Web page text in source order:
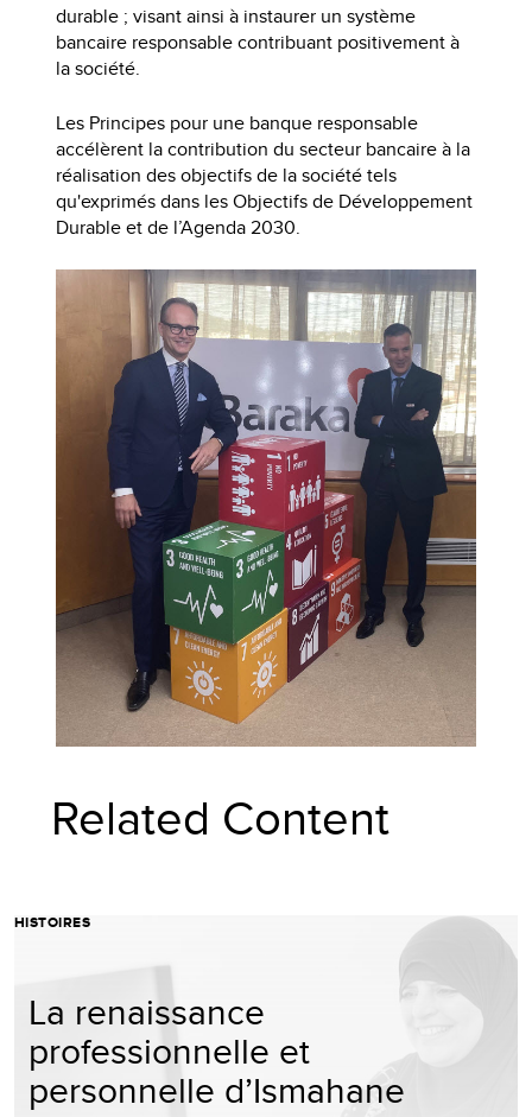
durable ; visant ainsi à instaurer un système
bancaire responsable contribuant positivement à
la société.
Les Principes pour une banque responsable
accélèrent la contribution du secteur bancaire à la
réalisation des objectifs de la société tels
qu'exprimés dans les Objectifs de Développement
Durable et de l’Agenda 2030.
Related Content
HISTOIRES
La renaissance
professionnelle et
personnelle d’Ismahane